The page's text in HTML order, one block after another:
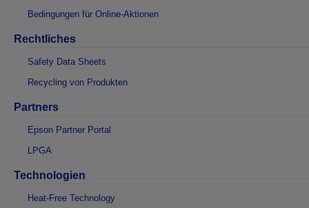
Bedingungen für Online-Aktionen
Rechtliches
Safety Data Sheets
Recycling von Produkten
Partners
Epson Partner Portal
LPGA
Technologien
Heat-Free Technology